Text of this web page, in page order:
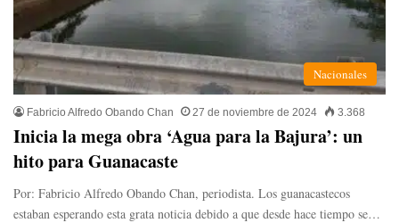
Nacionales
Fabricio Alfredo Obando Chan 27 de noviembre de 2024 3.368
Inicia la mega obra ‘Agua para la Bajura’: un
hito para Guanacaste
Por: Fabricio Alfredo Obando Chan, periodista. Los guanacastecos
estaban esperando esta grata noticia debido a que desde hace tiempo se…